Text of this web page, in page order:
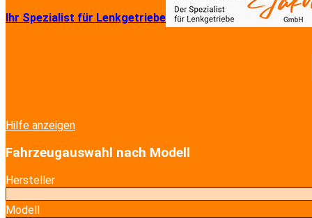
Ihr Spezialist für Lenkgetriebe
Hilfe anzeigen
Fahrzeugauswahl nach Modell
Hersteller
Modell